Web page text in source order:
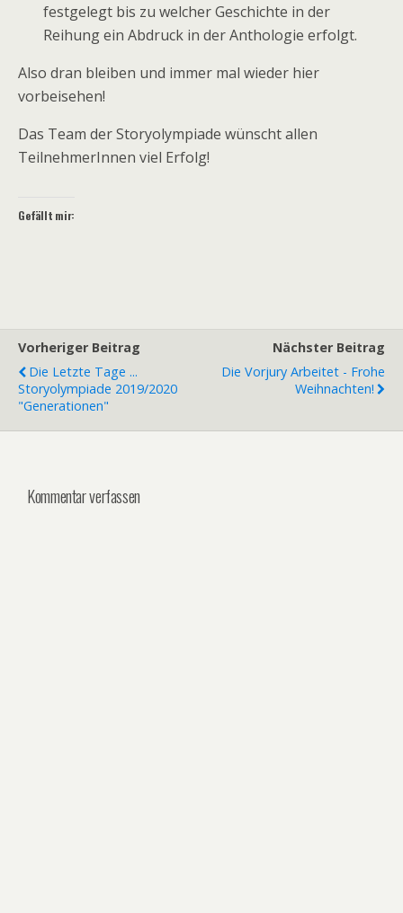
festgelegt bis zu welcher Geschichte in der
Reihung ein Abdruck in der Anthologie erfolgt.
Also dran bleiben und immer mal wieder hier
vorbeisehen!
Das Team der Storyolympiade wünscht allen
TeilnehmerInnen viel Erfolg!
Gefällt mir:
Vorheriger Beitrag
Die Letzte Tage ...
Storyolympiade 2019/2020
"Generationen"
Nächster Beitrag
Die Vorjury Arbeitet - Frohe
Weihnachten!
Kommentar verfassen